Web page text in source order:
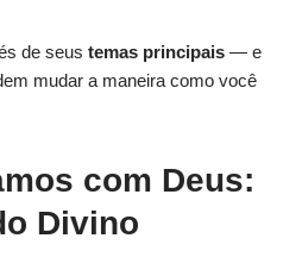
de seus temas principais — e
mudar a maneira como você
com Deus:
Divino